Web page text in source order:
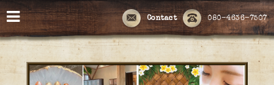
080-4636-7507
Contact